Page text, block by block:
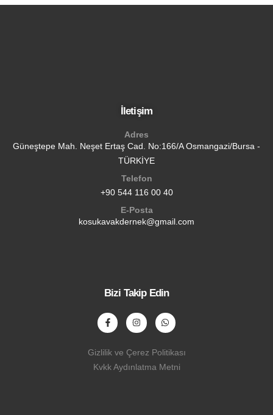
İletişim
Adres
Güneştepe Mah. Neşet Ertaş Cad. No:166/A Osmangazi/Bursa -
TÜRKİYE
Telefon
+90 544 116 00 40
E-Posta
kosukavakdernek@gmail.com
Bizi Takip Edin
Gizlilik ve Çerez Politikası
Kvkk Aydınlatma Metni